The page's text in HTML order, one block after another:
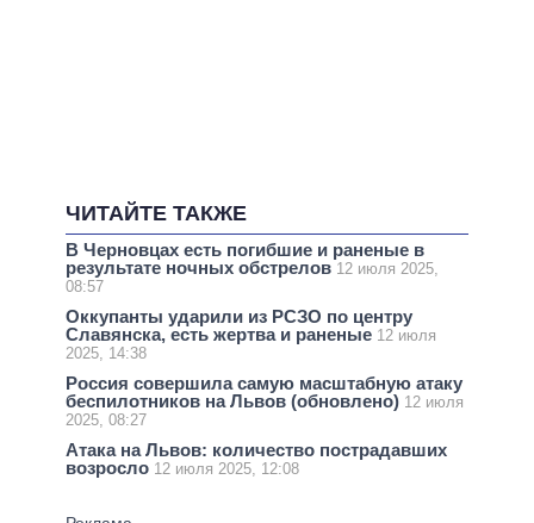
ЧИТАЙТЕ ТАКЖЕ
В Черновцах есть погибшие и раненые в
результате ночных обстрелов 12 июля 2025,
08:57
Оккупанты ударили из РСЗО по центру
Славянска, есть жертва и раненые 12 июля
2025, 14:38
Россия совершила самую масштабную атаку
беспилотников на Львов (обновлено) 12 июля
2025, 08:27
Атака на Львов: количество пострадавших
возросло 12 июля 2025, 12:08